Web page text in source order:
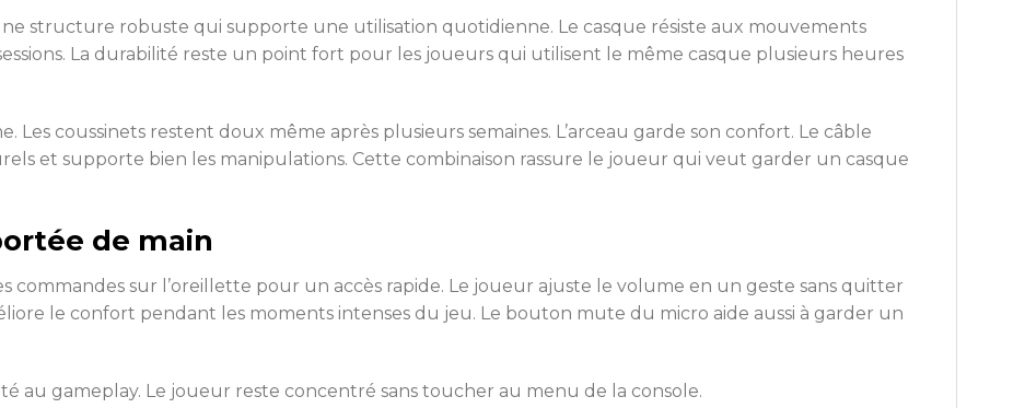
structure robuste qui supporte une utilisation quotidienne. Le casque résiste aux mouvements
La durabilité reste un point fort pour les joueurs qui utilisent le même casque plusieurs heures
Les coussinets restent doux même après plusieurs semaines. L’arceau garde son confort. Le câble
et supporte bien les manipulations. Cette combinaison rassure le joueur qui veut garder un casque
de main
commandes sur l’oreillette pour un accès rapide. Le joueur ajuste le volume en un geste sans quitter
le confort pendant les moments intenses du jeu. Le bouton mute du micro aide aussi à garder un
au gameplay. Le joueur reste concentré sans toucher au menu de la console.